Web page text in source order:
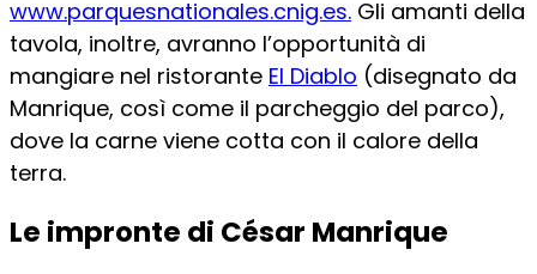
www.parquesnationales.cnig.es. Gli amanti della
tavola, inoltre, avranno l’opportunità di
mangiare nel ristorante El Diablo (disegnato da
Manrique, così come il parcheggio del parco),
dove la carne viene cotta con il calore della
terra.
Le impronte di César Manrique